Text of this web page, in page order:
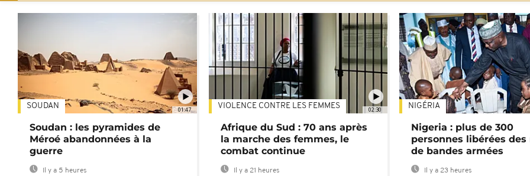
01:47
SOUDAN
Soudan : les pyramides de
Méroé abandonnées à la
guerre
Il y a 5 heures
02:30
VIOLENCE CONTRE LES FEMMES
Afrique du Sud : 70 ans après
la marche des femmes, le
combat continue
Il y a 21 heures
NIGÉRIA
Nigeria : plus de 300
personnes libérées des
de bandes armées
Il y a 23 heures